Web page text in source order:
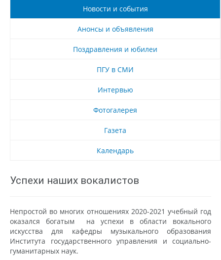
Новости и события
Анонсы и объявления
Поздравления и юбилеи
ПГУ в СМИ
Интервью
Фотогалерея
Газета
Календарь
Успехи наших вокалистов
Непростой во многих отношениях 2020-2021 учебный год
оказался богатым на успехи в области вокального
искусства для кафедры музыкального образования
Института государственного управления и социально-
гуманитарных наук.